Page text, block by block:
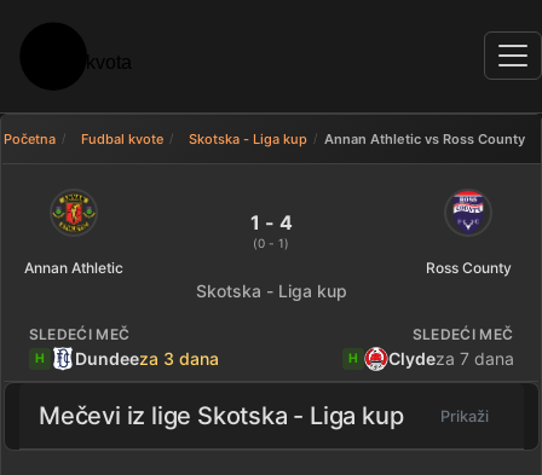
Početna Fudbal kvote Skotska - Liga kup Annan Athletic vs Ross County
Annan Athletic 1 - 4 Ross
Annan Athletic
1 - 4
(0 - 1)
Ross County
Skotska - Liga kup
SLEDEĆI MEČ
H Dundeeza 3 dana
SLEDEĆI MEČ
H Clydeza 7 dana
Mečevi iz lige Skotska - Liga kup Prikaži